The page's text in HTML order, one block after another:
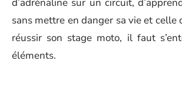
sans mettre en danger sa vie et celle
réussir son stage moto, il faut
éléments.